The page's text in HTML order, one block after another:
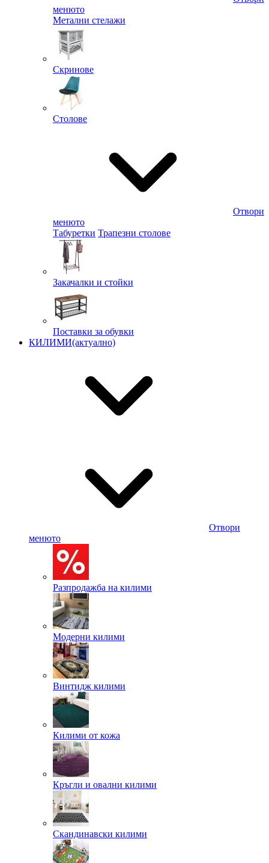
менюто
Метални стелажи
Скринове
Столове
Отвори
менюто
Табуретки Трапезни столове
Закачалки и стойки
Поставки за обувки
КИЛИМИ(актуално)
Отвори
менюто
Разпродажба на килими
Модерни килими
Винтидж килими
Килими от кожа
Кръгли и овални килими
Скандинавски килими